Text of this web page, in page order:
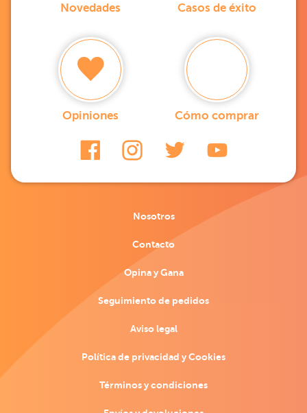
Novedades Casos de éxito
Opiniones Cómo comprar
Nosotros
Contacto
Opina y Gana
Seguimiento de pedidos
Aviso legal
Política de privacidad y Cookies
Términos y condiciones